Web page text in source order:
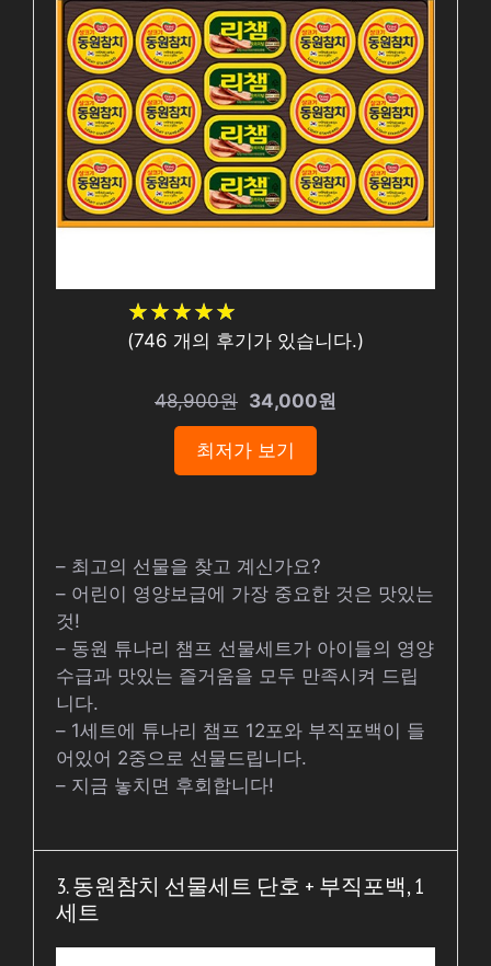
★★★★★
★★★★★
(746 개의 후기가 있습니다.)
48,900원 34,000원
최저가 보기
– 최고의 선물을 찾고 계신가요?
– 어린이 영양보급에 가장 중요한 것은 맛있는
것!
– 동원 튜나리 챔프 선물세트가 아이들의 영양
수급과 맛있는 즐거움을 모두 만족시켜 드립
니다.
– 1세트에 튜나리 챔프 12포와 부직포백이 들
어있어 2중으로 선물드립니다.
– 지금 놓치면 후회합니다!
3. 동원참치 선물세트 단호 + 부직포백, 1
세트